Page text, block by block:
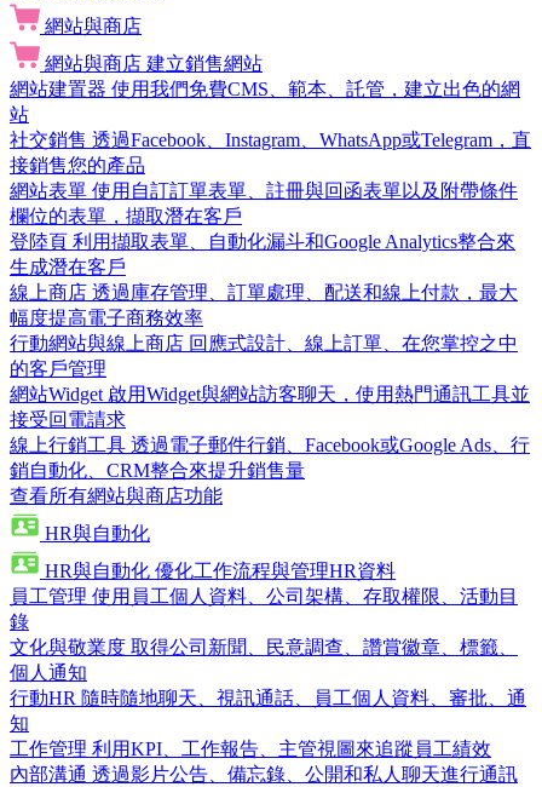
網站與商店
網站與商店 建立銷售網站
網站建置器 使用我們免費CMS、範本、託管，建立出色的網
站
社交銷售 透過Facebook、Instagram、WhatsApp或Telegram，直
接銷售您的產品
網站表單 使用自訂訂單表單、註冊與回函表單以及附帶條件
欄位的表單，擷取潛在客戶
登陸頁 利用擷取表單、自動化漏斗和Google Analytics整合來
生成潛在客戶
線上商店 透過庫存管理、訂單處理、配送和線上付款，最大
幅度提高電子商務效率
行動網站與線上商店 回應式設計、線上訂單、在您掌控之中
的客戶管理
網站Widget 啟用Widget與網站訪客聊天，使用熱門通訊工具並
接受回電請求
線上行銷工具 透過電子郵件行銷、Facebook或Google Ads、行
銷自動化、CRM整合來提升銷售量
查看所有網站與商店功能
HR與自動化
HR與自動化 優化工作流程與管理HR資料
員工管理 使用員工個人資料、公司架構、存取權限、活動目
錄
文化與敬業度 取得公司新聞、民意調查、讚賞徽章、標籤、
個人通知
行動HR 隨時隨地聊天、視訊通話、員工個人資料、審批、通
知
工作管理 利用KPI、工作報告、主管視圖來追蹤員工績效
內部溝通 透過影片公告、備忘錄、公開和私人聊天進行通訊